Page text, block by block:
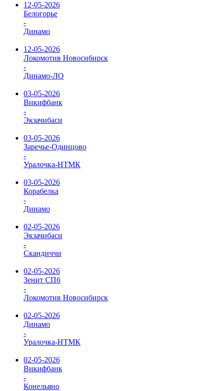
12-05-2026
Белогорье
-
Динамо
12-05-2026
Локомотив Новосибирск
-
Динамо-ЛО
03-05-2026
Викифбанк
-
Экзачибаси
03-05-2026
Заречье-Одинцово
-
Уралочка-НТМК
03-05-2026
Корабелка
-
Динамо
02-05-2026
Экзачибаси
-
Скандиччи
02-05-2026
Зенит СПб
-
Локомотив Новосибирск
02-05-2026
Динамо
-
Уралочка-НТМК
02-05-2026
Викифбанк
-
Конельяно